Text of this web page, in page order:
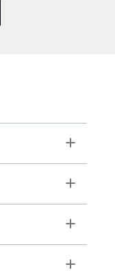
Toggle
Toggle
Toggle
Toggle